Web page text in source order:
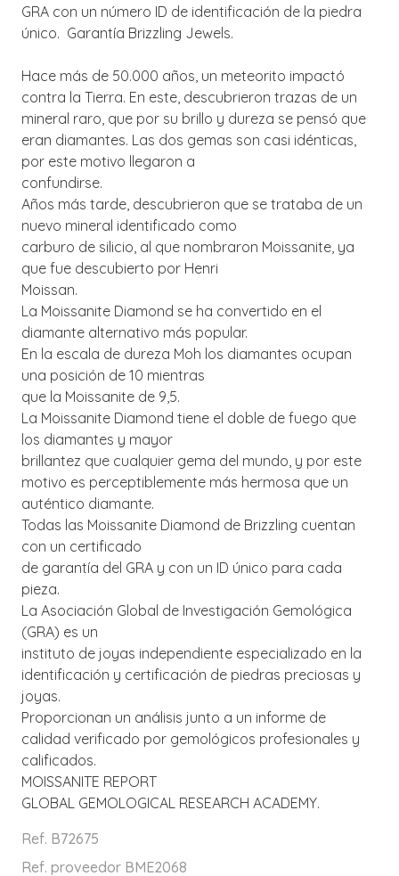
GRA con un número ID de identificación de la piedra
único. Garantía Brizzling Jewels.
Hace más de 50.000 años, un meteorito impactó
contra la Tierra. En este, descubrieron trazas de un
mineral raro, que por su brillo y dureza se pensó que
eran diamantes. Las dos gemas son casi idénticas,
por este motivo llegaron a
confundirse.
Años más tarde, descubrieron que se trataba de un
nuevo mineral identificado como
carburo de silicio, al que nombraron Moissanite, ya
que fue descubierto por Henri
Moissan.
La Moissanite Diamond se ha convertido en el
diamante alternativo más popular.
En la escala de dureza Moh los diamantes ocupan
una posición de 10 mientras
que la Moissanite de 9,5.
La Moissanite Diamond tiene el doble de fuego que
los diamantes y mayor
brillantez que cualquier gema del mundo, y por este
motivo es perceptiblemente más hermosa que un
auténtico diamante.
Todas las Moissanite Diamond de Brizzling cuentan
con un certificado
de garantía del GRA y con un ID único para cada
pieza.
La Asociación Global de Investigación Gemológica
(GRA) es un
instituto de joyas independiente especializado en la
identificación y certificación de piedras preciosas y
joyas.
Proporcionan un análisis junto a un informe de
calidad verificado por gemológicos profesionales y
calificados.
MOISSANITE REPORT
GLOBAL GEMOLOGICAL RESEARCH ACADEMY.
Ref. B72675
Ref. proveedor BME2068